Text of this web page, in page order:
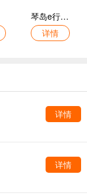
琴岛e行最新版
详情
详情
详情